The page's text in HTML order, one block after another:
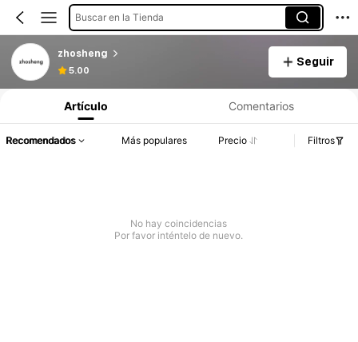
Buscar en la Tienda
zhosheng
5.00
Seguir
Artículo Comentarios
Recomendados Más populares Precio Filtros
No hay coincidencias
Por favor inténtelo de nuevo.